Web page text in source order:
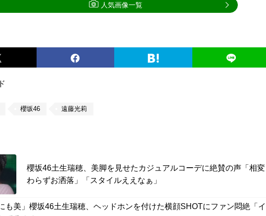
櫻坂46 遠藤光莉
櫻坂46土生瑞穂、美脚を見せたカジュアルコーデに絶賛の声「相変
わらずお洒落」「スタイルええなぁ」
も美」櫻坂46土生瑞穂、ヘッドホンを付けた横顔SHOTにファン悶絶「イ
人気画像一覧